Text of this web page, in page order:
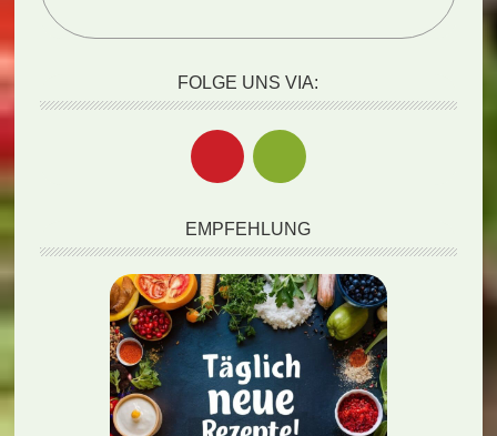
FOLGE UNS VIA:
EMPFEHLUNG